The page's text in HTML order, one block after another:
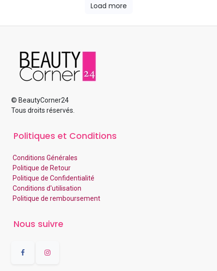
Load more
© BeautyCorner24
Tous droits réservés.
Politiques et Conditions
Conditions Générales
Politique de Retour
Politique de Confidentialité
Conditions d'utilisation
Politique de remboursement
Nous suivre